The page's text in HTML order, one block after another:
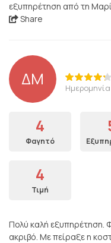
εξυπηρέτηση από τη
Share
ΔΜ
4
Φαγητό
4
Τιμή
Πολύ καλή εξυπηρέτηση.
ακριβό. Με πείραξε η